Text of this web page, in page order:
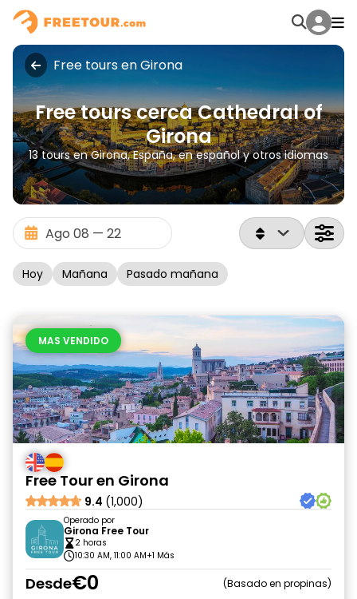
Free tours en Girona
Free tours cerca Cathedral of
Girona
13 tours en Girona, España, en español y otros idiomas
Hoy Mañana Pasado mañana
MAS VENDIDO
Free Tour en Girona
9.4 (1,000)
Operado por
Girona Free Tour
2 horas
10:30 AM, 11:00 AM+1 Más
Desde€0 Basado en propinas